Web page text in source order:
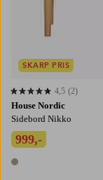
House Nordic
Sidebord Nikko
999,-
1 farve
4,5 baseret på 2
4,5 (2)
SKARP PRIS